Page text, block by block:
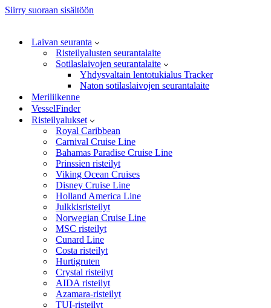
Siirry suoraan sisältöön
Laivan seuranta
Risteilyalusten seurantalaite
Sotilaslaivojen seurantalaite
Yhdysvaltain lentotukialus Tracker
Naton sotilaslaivojen seurantalaite
Meriliikenne
VesselFinder
Risteilyalukset
Royal Caribbean
Carnival Cruise Line
Bahamas Paradise Cruise Line
Prinssien risteilyt
Viking Ocean Cruises
Disney Cruise Line
Holland America Line
Julkkisristeilyt
Norwegian Cruise Line
MSC risteilyt
Cunard Line
Costa risteilyt
Hurtigruten
Crystal risteilyt
AIDA risteilyt
Azamara-risteilyt
TUI-risteilyt